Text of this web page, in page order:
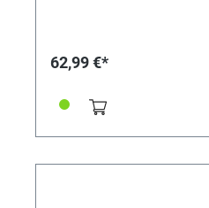
62,99 €*